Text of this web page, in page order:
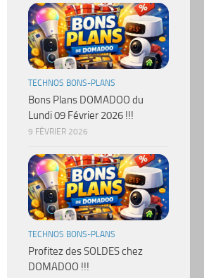
TECHNOS BONS-PLANS
Bons Plans DOMADOO du
Lundi 09 Février 2026 !!!
9 FÉVRIER 2026
TECHNOS BONS-PLANS
Profitez des SOLDES chez
DOMADOO !!!